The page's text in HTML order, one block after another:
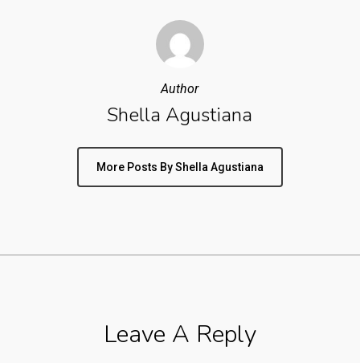
Author
Shella Agustiana
More Posts By Shella Agustiana
Leave A Reply